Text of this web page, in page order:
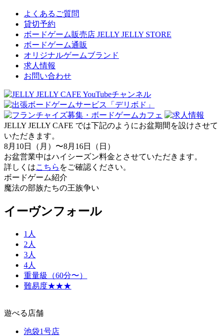
よくあるご質問
貸切予約
ボードゲーム販売店 JELLY JELLY STORE
ボードゲーム通販
オリジナルゲームブランド
求人情報
お問い合わせ
JELLY JELLY CAFE では下記のようにお盆期間を設けさせて
いただきます。
8月10日（月）〜8月16日（日）
お盆営業中はハイシーズン料金とさせていただきます。
詳しくはこちら をご確認ください。
ボードゲーム紹介
魔法の部族たちの王族争い
イーヴンフォール
1人
2人
3人
4人
重量級（60分〜）
難易度★★★
遊べる店舗
池袋1号店